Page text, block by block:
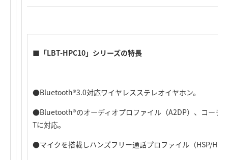
■「LBT-HPC10」シリーズの特長
●Bluetooth®3.0対応ワイヤレスステレオイヤホン。
●Bluetooth®のオーディオプロファイル（A2DP）、 コーデ
Tに対応。
●マイクを搭載しハンズフリー通話プロファイル（HSP/